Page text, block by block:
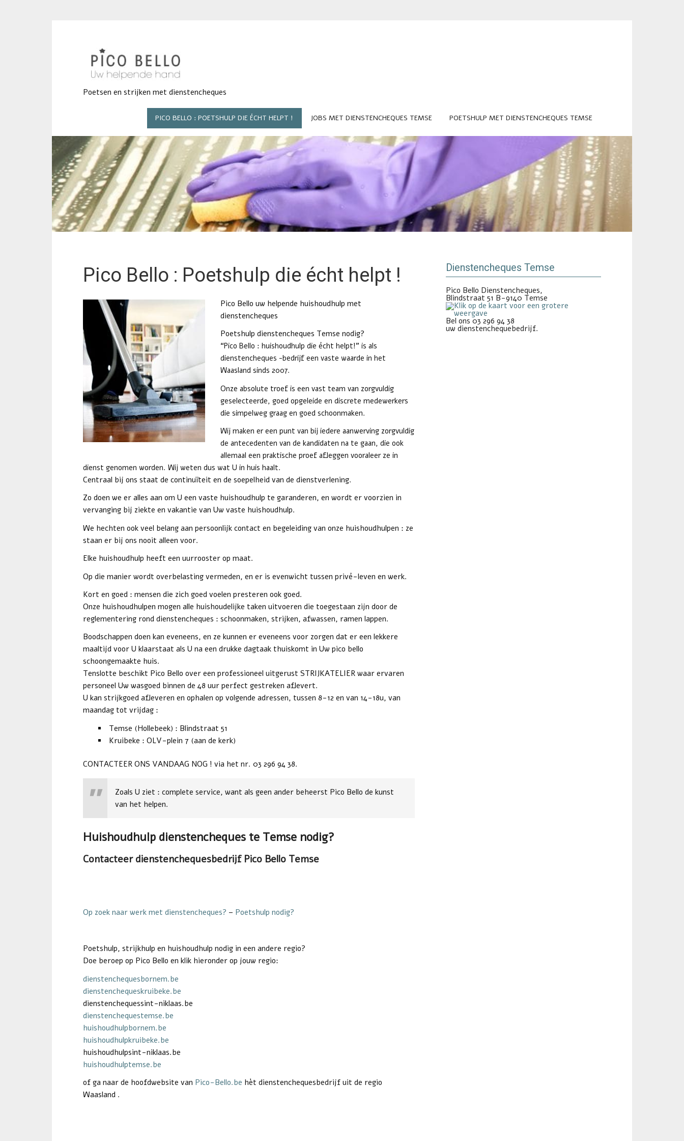
Poetsen en strijken met dienstencheques
PICO BELLO : POETSHULP DIE ÉCHT HELPT ! JOBS MET DIENSTENCHEQUES TEMSE POETSHULP MET DIENSTENCHEQUES TEMSE
Pico Bello : Poetshulp die écht helpt !
Pico Bello uw helpende huishoudhulp met
dienstencheques
Poetshulp dienstencheques Temse nodig?
“Pico Bello : huishoudhulp die écht helpt!” is als
dienstencheques -bedrijf een vaste waarde in het
Waasland sinds 2007.
Onze absolute troef is een vast team van zorgvuldig
geselecteerde, goed opgeleide en discrete medewerkers
die simpelweg graag en goed schoonmaken.
Wij maken er een punt van bij iedere aanwerving zorgvuldig
de antecedenten van de kandidaten na te gaan, die ook
allemaal een praktische proef afleggen vooraleer ze in
dienst genomen worden. Wij weten dus wat U in huis haalt.
Centraal bij ons staat de continuïteit en de soepelheid van de dienstverlening.
Zo doen we er alles aan om U een vaste huishoudhulp te garanderen, en wordt er voorzien in
vervanging bij ziekte en vakantie van Uw vaste huishoudhulp.
We hechten ook veel belang aan persoonlijk contact en begeleiding van onze huishoudhulpen : ze
staan er bij ons nooit alleen voor.
Elke huishoudhulp heeft een uurrooster op maat.
Op die manier wordt overbelasting vermeden, en er is evenwicht tussen privé-leven en werk.
Kort en goed : mensen die zich goed voelen presteren ook goed.
Onze huishoudhulpen mogen alle huishoudelijke taken uitvoeren die toegestaan zijn door de
reglementering rond dienstencheques : schoonmaken, strijken, afwassen, ramen lappen.
Boodschappen doen kan eveneens, en ze kunnen er eveneens voor zorgen dat er een lekkere
maaltijd voor U klaarstaat als U na een drukke dagtaak thuiskomt in Uw pico bello
schoongemaakte huis.
Tenslotte beschikt Pico Bello over een professioneel uitgerust STRIJKATELIER waar ervaren
personeel Uw wasgoed binnen de 48 uur perfect gestreken aflevert.
U kan strijkgoed afleveren en ophalen op volgende adressen, tussen 8-12 en van 14-18u, van
maandag tot vrijdag :
Temse (Hollebeek) : Blindstraat 51
Kruibeke : OLV-plein 7 (aan de kerk)
CONTACTEER ONS VANDAAG NOG ! via het nr. 03 296 94 38.
Zoals U ziet : complete service, want als geen ander beheerst Pico Bello de kunst
van het helpen.
Huishoudhulp dienstencheques te Temse nodig?
Contacteer dienstenchequesbedrijf Pico Bello Temse
Op zoek naar werk met dienstencheques? – Poetshulp nodig?
Poetshulp, strijkhulp en huishoudhulp nodig in een andere regio?
Doe beroep op Pico Bello en klik hieronder op jouw regio:
dienstenchequesbornem.be
dienstenchequeskruibeke.be
dienstenchequessint-niklaas.be
dienstenchequestemse.be
huishoudhulpbornem.be
huishoudhulpkruibeke.be
huishoudhulpsint-niklaas.be
huishoudhulptemse.be
of ga naar de hoofdwebsite van Pico-Bello.be hèt dienstenchequesbedrijf uit de regio
Waasland .
Dienstencheques Temse
Pico Bello Dienstencheques,
Blindstraat 51 B-9140 Temse
Bel ons 03 296 94 38
uw dienstenchequebedrijf.